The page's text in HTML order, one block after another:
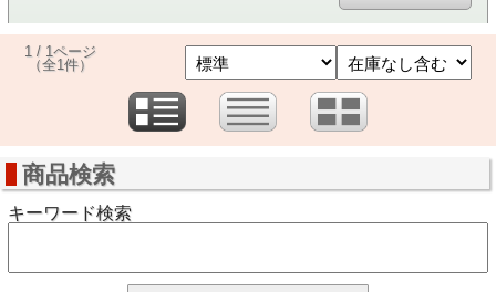
1 / 1ページ
（全1件）
商品検索
キーワード検索